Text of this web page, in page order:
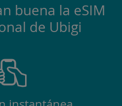
buena la eSIM
de Ubigi